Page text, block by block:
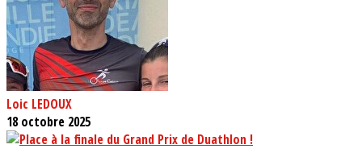
Loic LEDOUX
18 octobre 2025